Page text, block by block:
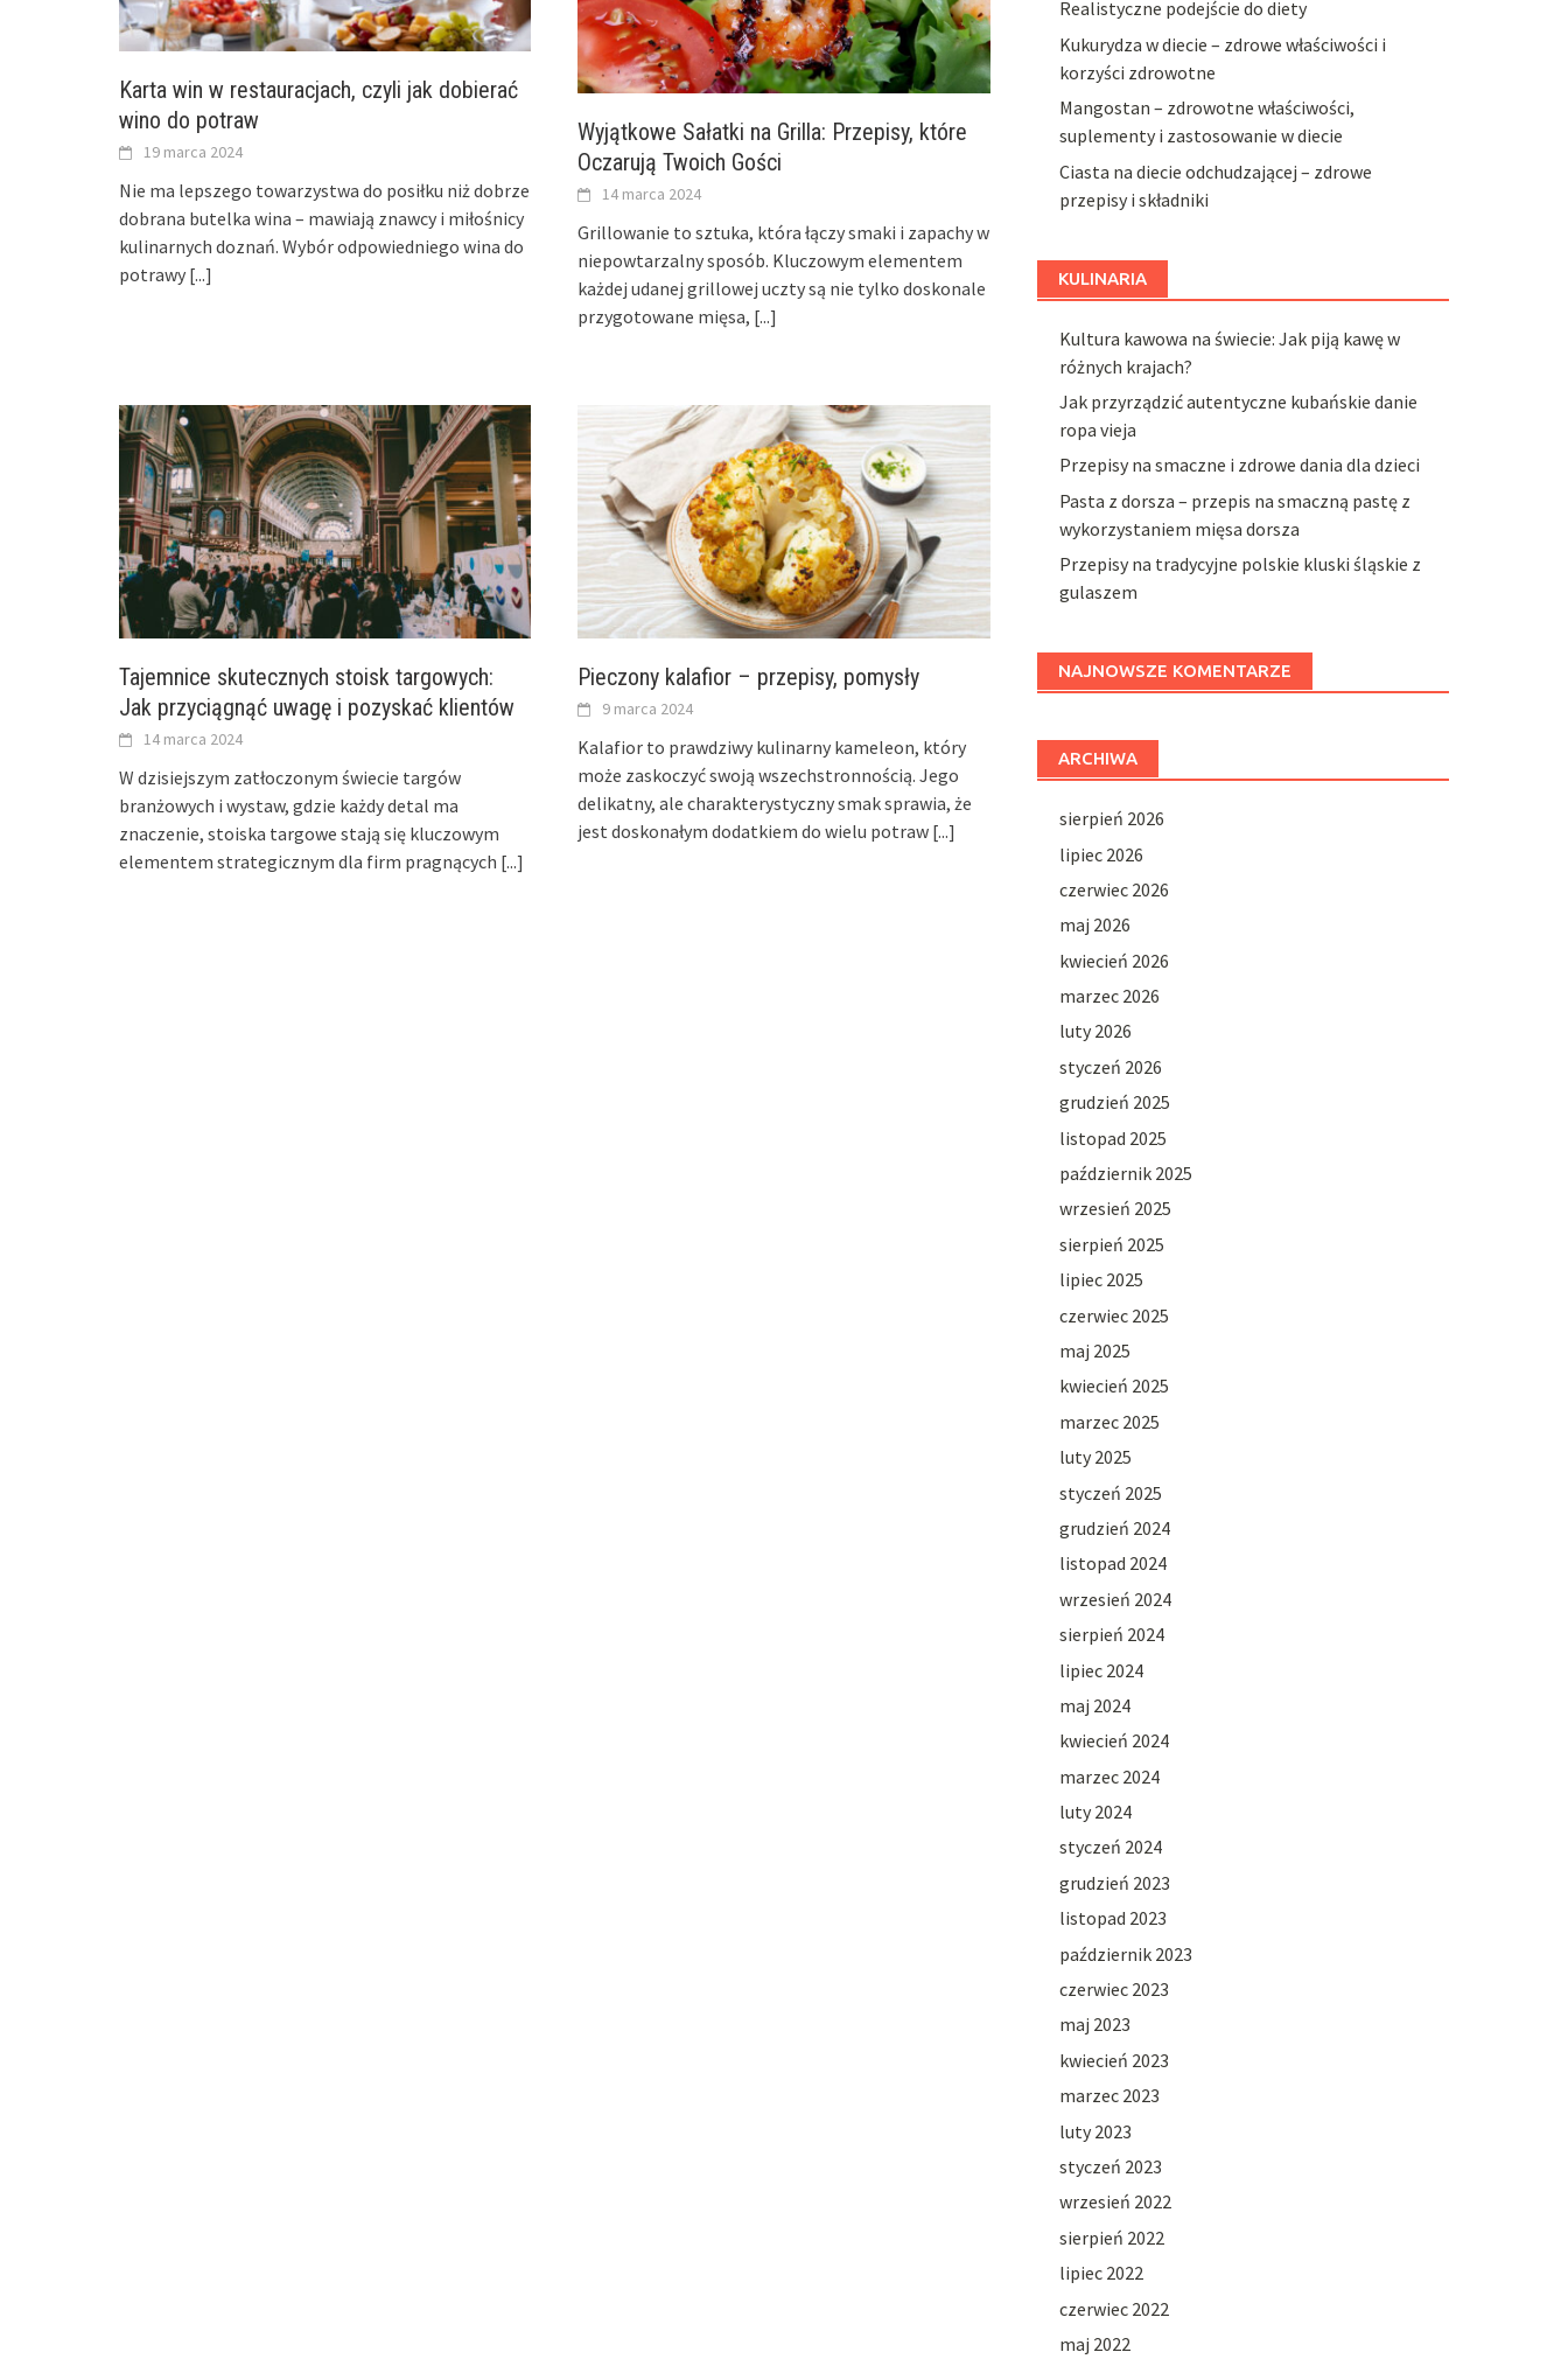
Karta win w restauracjach, czyli jak dobierać
wino do potraw
19 marca 2024
Nie ma lepszego towarzystwa do posiłku niż dobrze
dobrana butelka wina – mawiają znawcy i miłośnicy
kulinarnych doznań. Wybór odpowiedniego wina do
potrawy [...]
Wyjątkowe Sałatki na Grilla: Przepisy, które
Oczarują Twoich Gości
14 marca 2024
Grillowanie to sztuka, która łączy smaki i zapachy w
niepowtarzalny sposób. Kluczowym elementem
każdej udanej grillowej uczty są nie tylko doskonale
przygotowane mięsa, [...]
Tajemnice skutecznych stoisk targowych:
Jak przyciągnąć uwagę i pozyskać klientów
14 marca 2024
W dzisiejszym zatłoczonym świecie targów
branżowych i wystaw, gdzie każdy detal ma
znaczenie, stoiska targowe stają się kluczowym
elementem strategicznym dla firm pragnących [...]
Pieczony kalafior – przepisy, pomysły
9 marca 2024
Kalafior to prawdziwy kulinarny kameleon, który
może zaskoczyć swoją wszechstronnością. Jego
delikatny, ale charakterystyczny smak sprawia, że
jest doskonałym dodatkiem do wielu potraw [...]
Realistyczne podejście do diety
Kukurydza w diecie – zdrowe właściwości i
korzyści zdrowotne
Mangostan – zdrowotne właściwości,
suplementy i zastosowanie w diecie
Ciasta na diecie odchudzającej – zdrowe
przepisy i składniki
KULINARIA
Kultura kawowa na świecie: Jak piją kawę w
różnych krajach?
Jak przyrządzić autentyczne kubańskie danie
ropa vieja
Przepisy na smaczne i zdrowe dania dla dzieci
Pasta z dorsza – przepis na smaczną pastę z
wykorzystaniem mięsa dorsza
Przepisy na tradycyjne polskie kluski śląskie z
gulaszem
NAJNOWSZE KOMENTARZE
ARCHIWA
sierpień 2026
lipiec 2026
czerwiec 2026
maj 2026
kwiecień 2026
marzec 2026
luty 2026
styczeń 2026
grudzień 2025
listopad 2025
październik 2025
wrzesień 2025
sierpień 2025
lipiec 2025
czerwiec 2025
maj 2025
kwiecień 2025
marzec 2025
luty 2025
styczeń 2025
grudzień 2024
listopad 2024
wrzesień 2024
sierpień 2024
lipiec 2024
maj 2024
kwiecień 2024
marzec 2024
luty 2024
styczeń 2024
grudzień 2023
listopad 2023
październik 2023
czerwiec 2023
maj 2023
kwiecień 2023
marzec 2023
luty 2023
styczeń 2023
wrzesień 2022
sierpień 2022
lipiec 2022
czerwiec 2022
maj 2022